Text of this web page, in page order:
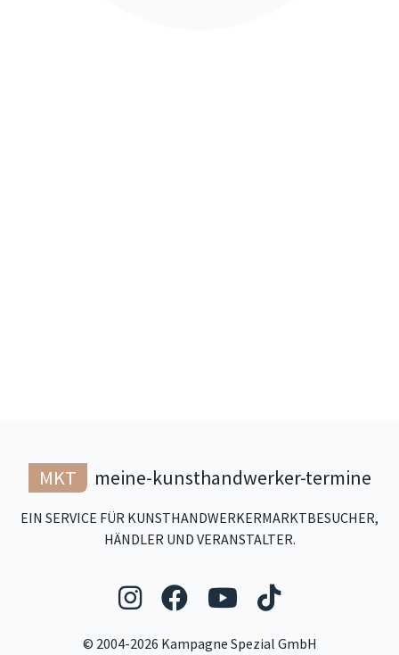
MKT meine-kunsthandwerker-termine
EIN SERVICE FÜR KUNSTHANDWERKERMARKTBESUCHER,
HÄNDLER UND VERANSTALTER.
Folgen Sie uns auf
Folgen Sie uns auf
Folgen Sie
Folgen
© 2004-2026 Kampagne Spezial GmbH